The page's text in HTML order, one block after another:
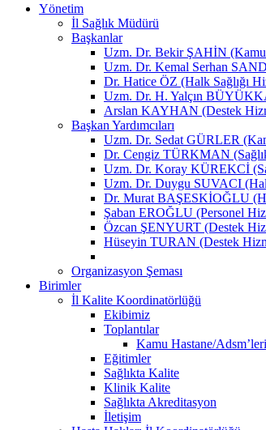
Yönetim
İl Sağlık Müdürü
Başkanlar
Uzm. Dr. Bekir ŞAHİN (Kamu
Uzm. Dr. Kemal Serhan
Dr. Hatice ÖZ (Halk Sağlığı
Uzm. Dr. H. Yalçın
Arslan KAYHAN (Destek
Başkan Yardımcıları
Uzm. Dr. Sedat GÜRLER
Dr. Cengiz TÜRKMAN
Uzm. Dr. Koray KÜREKCİ
Uzm. Dr. Duygu SUVACI
Dr. Murat BAŞESKİOĞLU
Şaban EROĞLU (Personel
Özcan ŞENYURT (Destek
Hüseyin TURAN (Destek
Organizasyon Şeması
Birimler
İl Kalite Koordinatörlüğü
Ekibimiz
Toplantılar
Kamu Hastane/
Eğitimler
Sağlıkta Kalite
Klinik Kalite
Sağlıkta Akreditasyon
İletişim